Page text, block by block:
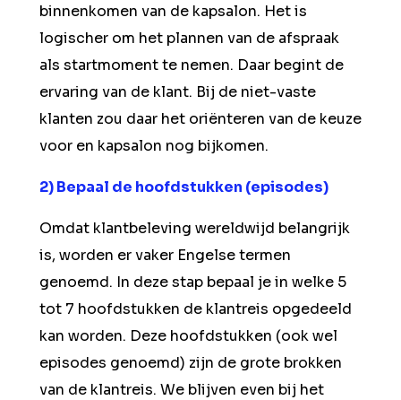
binnenkomen van de kapsalon. Het is
logischer om het plannen van de afspraak
als startmoment te nemen. Daar begint de
ervaring van de klant. Bij de niet-vaste
klanten zou daar het oriënteren van de keuze
voor en kapsalon nog bijkomen.
2) Bepaal de hoofdstukken (episodes)
Omdat klantbeleving wereldwijd belangrijk
is, worden er vaker Engelse termen
genoemd. In deze stap bepaal je in welke 5
tot 7 hoofdstukken de klantreis opgedeeld
kan worden. Deze hoofdstukken (ook wel
episodes genoemd) zijn de grote brokken
van de klantreis. We blijven even bij het